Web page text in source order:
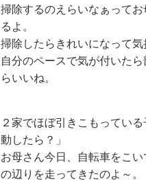
掃除するのえらいなぁって
るよ。
掃除したらきれいになって気
自分のペースで気が付いた
らいいね。
２家でほぼ引きこもってい
動したら？」
お母さん今日、自転車をこ
の辺りを走ってきたのよ～。